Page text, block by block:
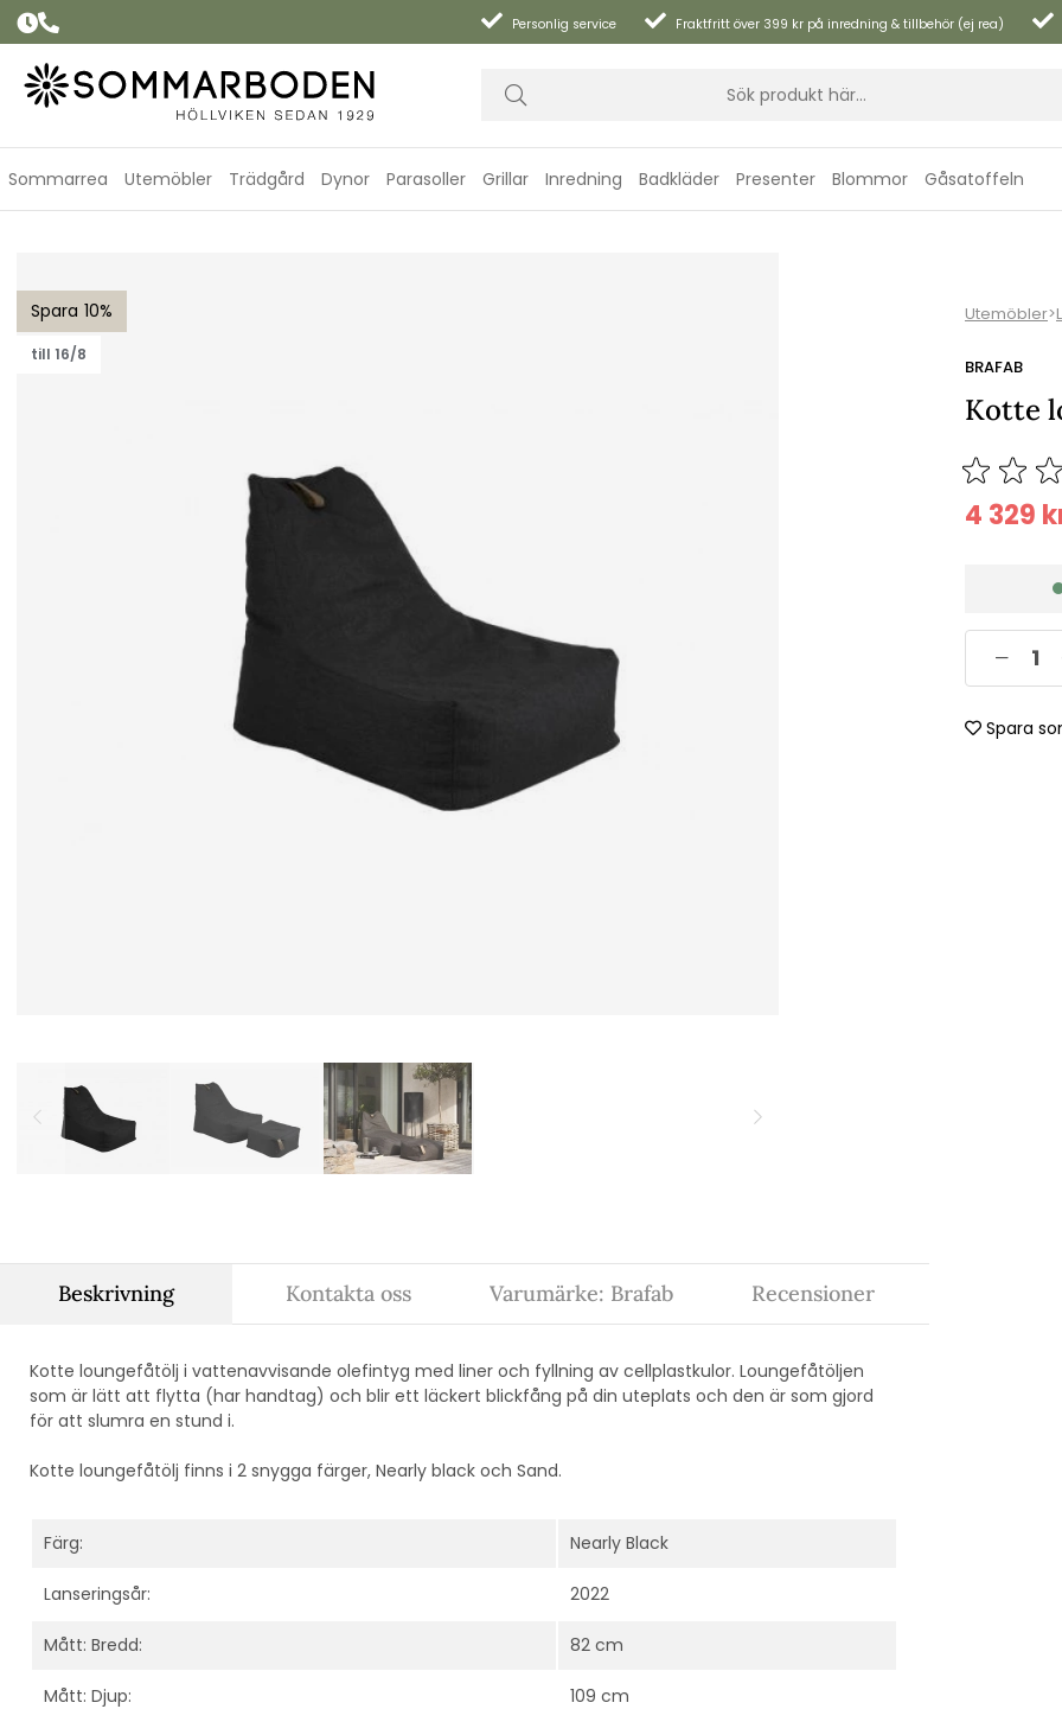
Personlig service Fraktfritt över 399 kr på inredning & tillbehör (ej rea)
Sommarrea Utemöbler Trädgård Dynor Parasoller Grillar Inredning Badkläder Presenter Blommor Gåsatoffeln
10
till 16/8
Utemöbler>
BRAFAB
Kotte
4 329
Spara
Beskrivning
Kotte loungefåtölj i vattenavvisande olefintyg med liner och fyllning av cellplastkulor. Loungefåtöljen
som är lätt att flytta (har handtag) och blir ett läckert blickfång på din uteplats och den är som gjord
för att slumra en stund i.
Kotte loungefåtölj finns i 2 snygga färger, Nearly black och Sand.
Färg: Nearly Black
Lanseringsår: 2022
Mått: Bredd: 82 cm
Mått: Djup: 109 cm
Kontakta oss Varumärke: Brafab Recensioner